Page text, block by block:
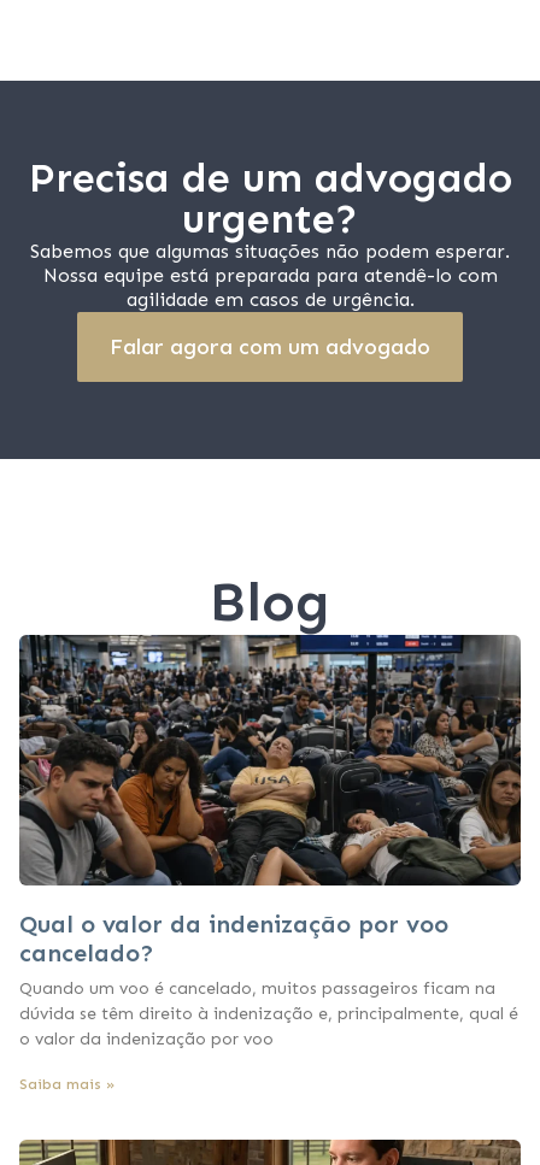
Precisa de um advogado
urgente?
Sabemos que algumas situações não podem esperar.
Nossa equipe está preparada para atendê-lo com
agilidade em casos de urgência.
Falar agora com um advogado
Blog
Qual o valor da indenização por voo
cancelado?
Quando um voo é cancelado, muitos passageiros ficam na
dúvida se têm direito à indenização e, principalmente, qual é
o valor da indenização por voo
Saiba mais »